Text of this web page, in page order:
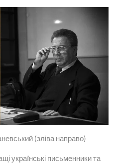
(зліва направо)
українські письменники та